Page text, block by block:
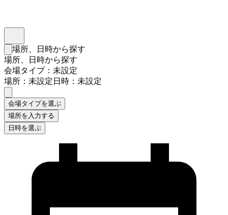
検索フォームを閉じる
場所、日時から探す
場所、日時から探す
会場タイプ：未設定
場所：未設定日時：未設定
会場タイプを選ぶ
場所を入力する
日時を選ぶ